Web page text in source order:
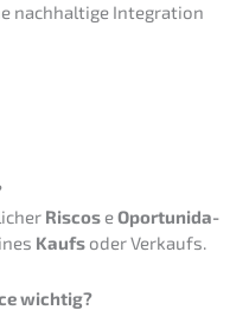
nachhal­ti­ge Integra­ti­on
Riscos eOportu­ni­d­a­
Kaufs oder Verkaufs.
wichtig?